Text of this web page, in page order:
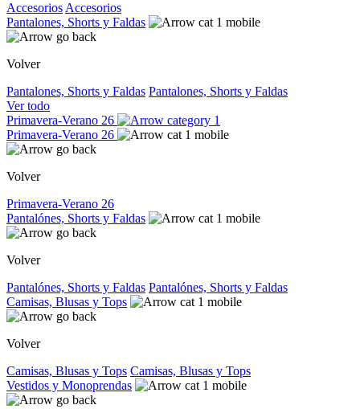
Accesorios Accesorios
Pantalones, Shorts y Faldas
Volver
Pantalones, Shorts y Faldas Pantalones, Shorts y Faldas
Ver todo
Primavera-Verano 26
Primavera-Verano 26
Volver
Primavera-Verano 26
Pantalónes, Shorts y Faldas
Volver
Pantalónes, Shorts y Faldas Pantalónes, Shorts y Faldas
Camisas, Blusas y Tops
Volver
Camisas, Blusas y Tops Camisas, Blusas y Tops
Vestidos y Monoprendas